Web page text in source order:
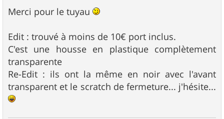
Merci pour le tuyau
Edit : trouvé à moins de 10€ port inclus.
C'est une housse en plastique complètement
transparente
Re-Edit : ils ont la même en noir avec l'avant
transparent et le scratch de fermeture... j'hésite...